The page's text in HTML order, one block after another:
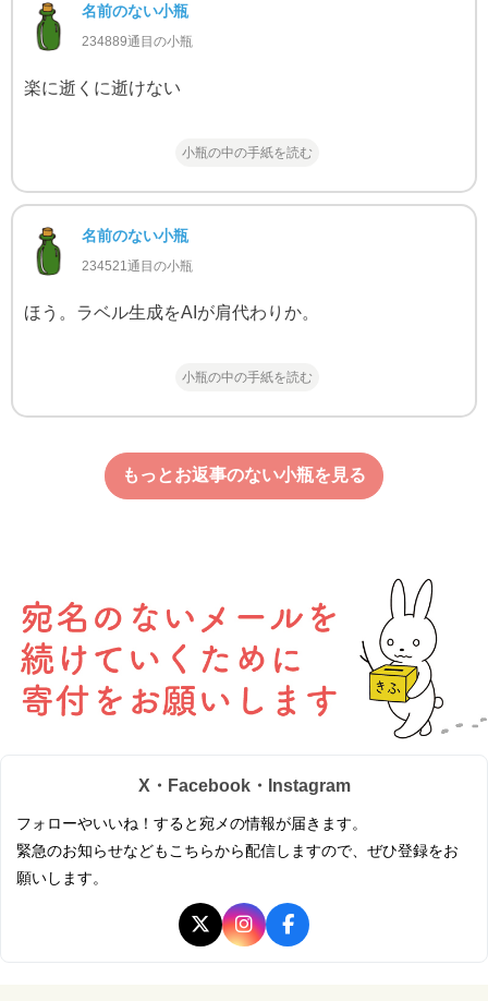
名前のない小瓶
234889通目の小瓶
楽に逝くに逝けない
小瓶の中の手紙を読む
名前のない小瓶
234521通目の小瓶
ほう。ラベル生成をAIが肩代わりか。
小瓶の中の手紙を読む
もっとお返事のない小瓶を見る
X・Facebook・Instagram
フォローやいいね！すると宛メの情報が届きます。
緊急のお知らせなどもこちらから配信しますので、ぜひ登録をお
願いします。